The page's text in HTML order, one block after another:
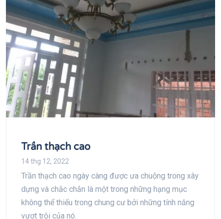
Trần thạch cao
14 thg 12, 2022
Trần thạch cao ngày càng được ưa chuộng trong xây
dựng và chắc chắn là một trong những hạng mục
không thể thiếu trong chung cư bởi những tính năng
vượt trội của nó.